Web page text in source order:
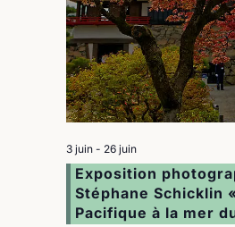
3 juin- 26 juin
Exposition
Stéphane Schicklin
Pacifique à la mer